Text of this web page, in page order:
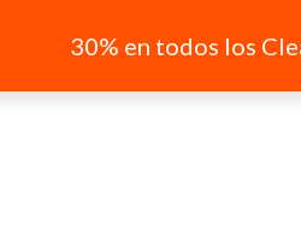
30% en todos los